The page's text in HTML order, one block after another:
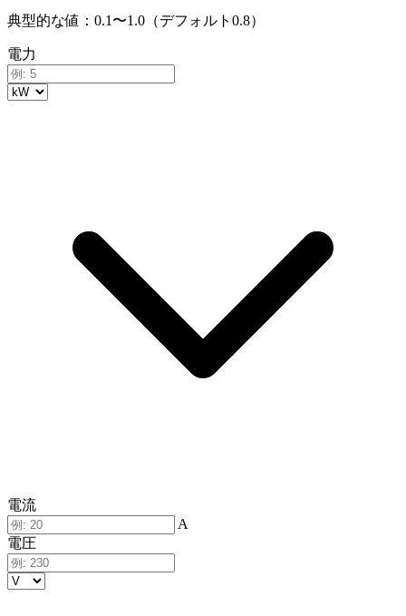
典型的な値：0.1〜1.0（デフォルト0.8）
電力
電流
A
電圧